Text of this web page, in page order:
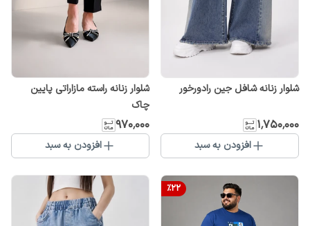
شلوار زنانه شافل جین رادورخور
۱٬۷۵۰٬۰۰۰
افزودن به سبد
شلوار زنانه راسته مازاراتی پایین
چاک
۹۷۰٬۰۰۰
افزودن به سبد
%22